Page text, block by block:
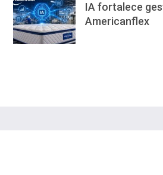
IA fortalece
Americanflex